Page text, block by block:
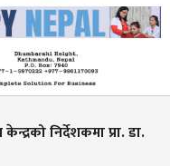
निर्देशकमा प्रा. डा.